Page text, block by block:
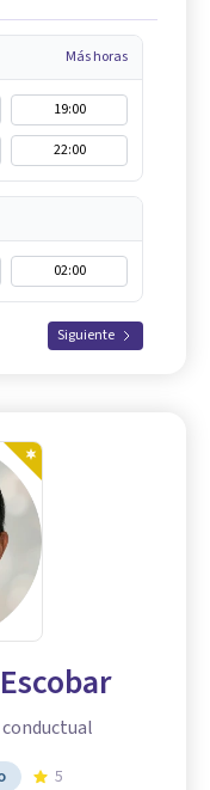
Más horas
19:00
22:00
02:00
Siguiente
5